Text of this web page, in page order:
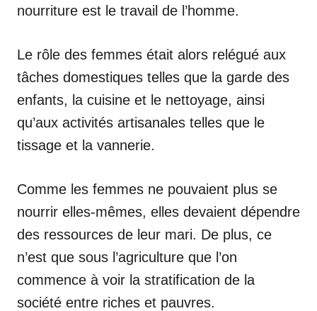
nourriture est le travail de l’homme.
Le rôle des femmes était alors relégué aux
tâches domestiques telles que la garde des
enfants, la cuisine et le nettoyage, ainsi
qu’aux activités artisanales telles que le
tissage et la vannerie.
Comme les femmes ne pouvaient plus se
nourrir elles-mêmes, elles devaient dépendre
des ressources de leur mari. De plus, ce
n’est que sous l’agriculture que l’on
commence à voir la stratification de la
société entre riches et pauvres.